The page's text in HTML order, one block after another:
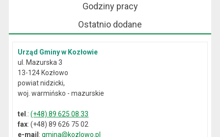
Godziny pracy
Ostatnio dodane
Urząd Gminy w Kozłowie
ul. Mazurska 3
13-124 Kozłowo
powiat nidzicki,
woj. warmińsko - mazurskie
tel .:(+48) 89 625 08 33
fax: (+48) 89 626 75 02
e-mail:gmina@kozlowo.pl